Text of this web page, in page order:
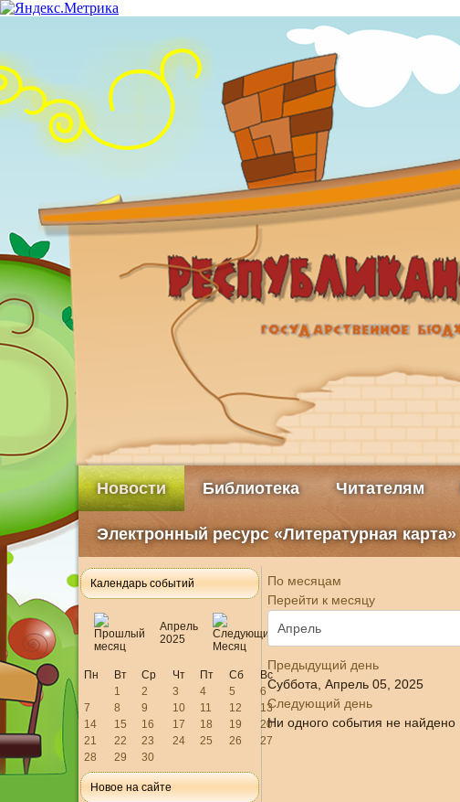
Новости Библиотека Читателям
Электронный ресурс «Литературная карта»
Календарь событий
Апрель
2025
Пн Вт Ср Чт Пт Сб
Вс
1
2 3 4 5
6
7
8 9 10 11 12
13
14
15 16 17 18 19
20
21
22 23 24 25 26
27
28
29 30
Новое на сайте
По месяцам
Перейти к месяцу
Предыдущий день
Суббота, Апрель 05, 2025
Следующий день
Ни одного события не найдено